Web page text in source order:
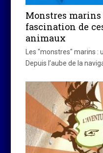
Monstres marins
fascination de
animaux
Les "monstres" marins :
Depuis l’aube de la